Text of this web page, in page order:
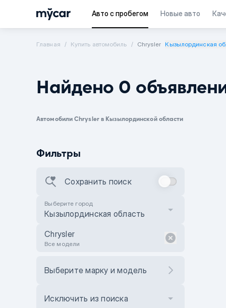
Авто с пробегом Новые авто
Главная Купить автомобиль Chrysler Кызылординская
Найдено 0
Автомобили Chrysler в Кызылординской области
Фильтры
Сохранить поиск
Выберите город
Кызылординская область
Chrysler
Все модели
Выберите марку и модель
Исключить из поиска